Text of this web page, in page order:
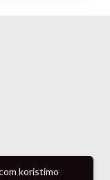
koristimo